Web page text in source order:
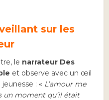
sur les
le narrateur Des
et observe avec un œil
: « L’amour me
un moment qu’il était